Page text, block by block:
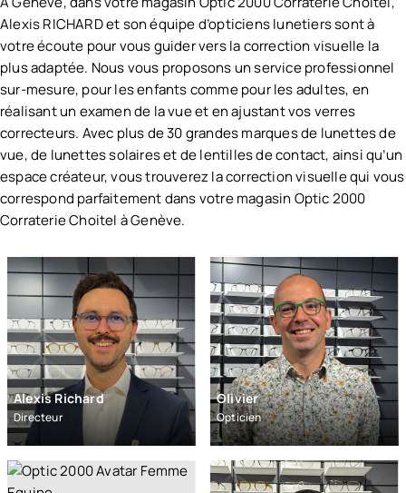
Freination de la myopie
Lentilles de nuit
Lentilles sclérales
Lunettes de sport adaptées à la vue
Assurance résultat
Opticien certifié MiYOSMART
Service financement
Facilités de paiement
VOIR TOUS LES SERVICES OPTIC 2000
Götti
Mykita
Céline
Traction Productions
Longchamp
Lindberg
Ba&sh
Lunor
Persol
Titan Flex
Airlight
Edwardson
VOIR TOUTES LES MARQUES OPTIC 2000
Alexis RICHARD et son équipe d’opticiens lunetiers sont à
votre écoute pour vous guider vers la correction visuelle la
plus adaptée. Nous vous proposons un service professionnel
sur-mesure, pour les enfants comme pour les adultes, en
réalisant un examen de la vue et en ajustant vos verres
correcteurs. Avec plus de 30 grandes marques de lunettes de
vue, de lunettes solaires et de lentilles de contact, ainsi qu’un
espace créateur, vous trouverez la correction visuelle qui vous
correspond parfaitement dans votre magasin Optic 2000
Corraterie Choitel à Genève.
Alexis Richard
Directeur
Olivier
Opticien